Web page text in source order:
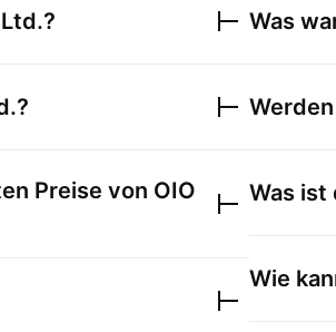
?
?
Preise von OIO
Was
Was ist
Wie